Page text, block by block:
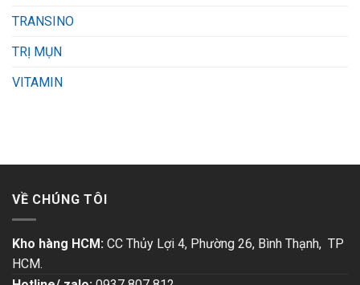
TRANSINO
TRỊ MỤN
VITAMIN
VỀ CHÚNG TÔI
Kho hàng HCM: CC Thủy Lợi 4, Phường 26, Bình Thạnh, TP
HCM.